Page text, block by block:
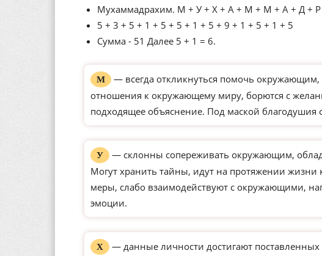
Мухаммадрахим. М + У + Х + А + М + М + А + Д +
5 + 3 + 5 + 1 + 5 + 5 + 1 + 5 + 9 + 1 + 5 + 1 + 5
Сумма - 51 Далее 5 + 1 = 6.
М
— всегда откликнуться помочь
отношения к окружающему миру, борются с
подходящее объяснение. Под маской благодушия
У
— склонны сопереживать окружающим,
Могут хранить тайны, идут на протяжении
меры, слабо взаимодействуют с окружающими,
эмоции.
Х
— данные личности достигают